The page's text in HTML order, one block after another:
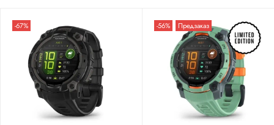
-67% -56% Предзаказ